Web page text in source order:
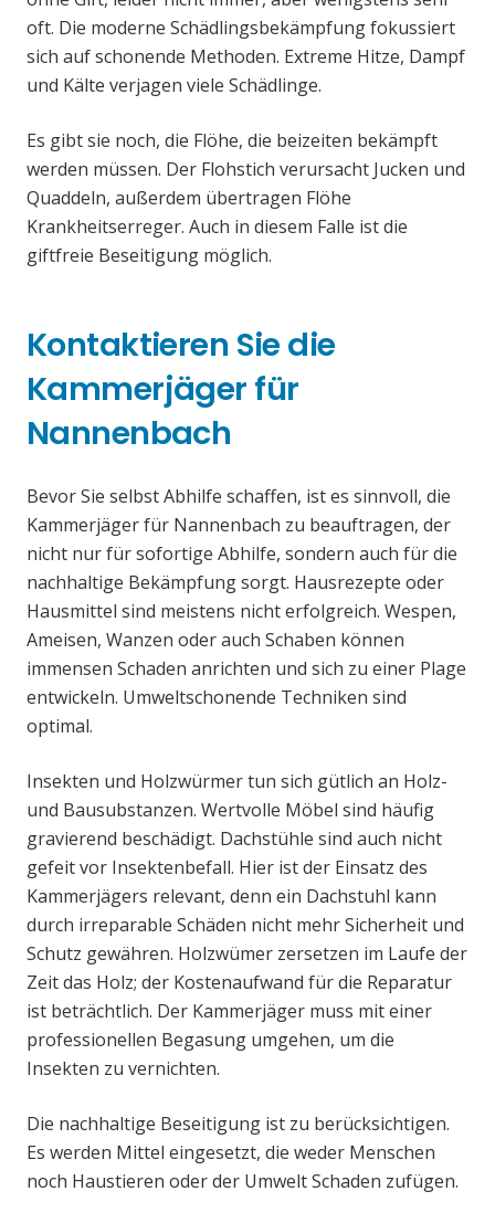
oft. Die moderne Schädlingsbekämpfung fokussiert
sich auf schonende Methoden. Extreme Hitze, Dampf
und Kälte verjagen viele Schädlinge.
Es gibt sie noch, die Flöhe, die beizeiten bekämpft
werden müssen. Der Flohstich verursacht Jucken und
Quaddeln, außerdem übertragen Flöhe
Krankheitserreger. Auch in diesem Falle ist die
giftfreie Beseitigung möglich.
Kontaktieren Sie die
Kammerjäger für
Nannenbach
Bevor Sie selbst Abhilfe schaffen, ist es sinnvoll, die
Kammerjäger für Nannenbach zu beauftragen, der
nicht nur für sofortige Abhilfe, sondern auch für die
nachhaltige Bekämpfung sorgt. Hausrezepte oder
Hausmittel sind meistens nicht erfolgreich. Wespen,
Ameisen, Wanzen oder auch Schaben können
immensen Schaden anrichten und sich zu einer Plage
entwickeln. Umweltschonende Techniken sind
optimal.
Insekten und Holzwürmer tun sich gütlich an Holz-
und Bausubstanzen. Wertvolle Möbel sind häufig
gravierend beschädigt. Dachstühle sind auch nicht
gefeit vor Insektenbefall. Hier ist der Einsatz des
Kammerjägers relevant, denn ein Dachstuhl kann
durch irreparable Schäden nicht mehr Sicherheit und
Schutz gewähren. Holzwümer zersetzen im Laufe der
Zeit das Holz; der Kostenaufwand für die Reparatur
ist beträchtlich. Der Kammerjäger muss mit einer
professionellen Begasung umgehen, um die
Insekten zu vernichten.
Die nachhaltige Beseitigung ist zu berücksichtigen.
Es werden Mittel eingesetzt, die weder Menschen
noch Haustieren oder der Umwelt Schaden zufügen.